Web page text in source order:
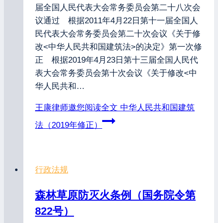
届全国人民代表大会常务委员会第二十八次会
议通过 根据2011年4月22日第十一届全国人
民代表大会常务委员会第二十次会议《关于修
改<中华人民共和国建筑法>的决定》第一次修
正 根据2019年4月23日第十三届全国人民代
表大会常务委员会第十次会议《关于修改<中
华人民共和…
王康律师邀您阅读全文 中华人民共和国建筑
法（2019年修正）
行政法规
森林草原防灭火条例（国务院令第
822号）